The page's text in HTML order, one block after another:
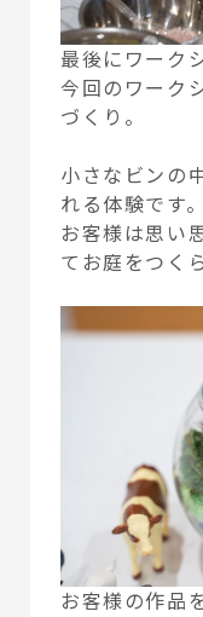
最後にワーク
今回のワーク
づくり。
小さなビンの
れる体験です。
お客様は思い
てお庭をつく
お客様の作品